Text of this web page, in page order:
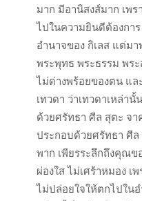
มาก มีอานิสงส์มาก เพ
ไปในความยินดีต้องกา
อำนาจของ กิเลส แต่ม
พระพุทธ พระธรรม พร
ไม่ด่างพร้อยของตน แล
เทวดา ว่าเทวดาเหล่านั้
ด้วยศรัทธา ศีล สุตะ จ
ประกอบด้วยศรัทธา ศี
พาก เพียรระลึกถึงคุณข
ผ่องใส ไม่เศร้าหมอง เ
ไม่ปล่อยใจให้ตกไปใน